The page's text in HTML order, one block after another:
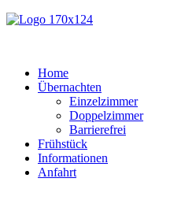
Home
Übernachten
Einzelzimmer
Doppelzimmer
Barrierefrei
Frühstück
Informationen
Anfahrt